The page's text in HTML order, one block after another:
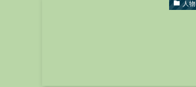
人物